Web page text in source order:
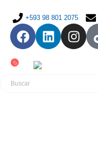
+593 98 801 2075